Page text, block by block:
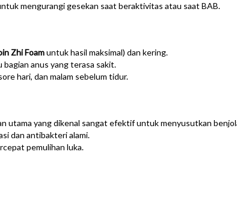
mengurangi gesekan saat beraktivitas atau saat BAB.
Zhi Foamuntuk hasil maksimal) dan kering.
bagian anus yang terasa sakit.
hari, dan malam sebelum tidur.
utama yang dikenal sangat efektif untuk menyusutkan
dan antibakteri alami.
pemulihan luka.